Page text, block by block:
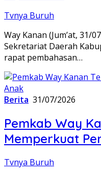
Tvnya Buruh
Way Kanan (Jum’at, 31/
Sekretariat Daerah
rapat pembahasan…
Berita 31/07/2026
Pemkab Way
Memperkuat
Tvnya Buruh